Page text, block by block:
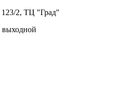
123/2, ТЦ "Град"
выходной